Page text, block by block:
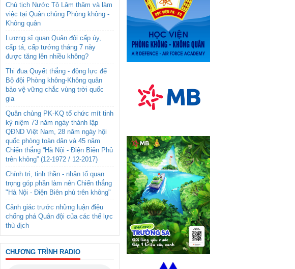
Chủ tịch Nước Tô Lâm thăm và làm
việc tại Quân chủng Phòng không -
Không quân
Lương sĩ quan Quân đội cấp úy,
cấp tá, cấp tướng tháng 7 này
được tăng lên nhiều không?
Thi đua Quyết thắng - động lực để
Bộ đội Phòng không-Không quân
bảo vệ vững chắc vùng trời quốc
gia
Quân chủng PK-KQ tổ chức mít tinh
kỷ niệm 73 năm ngày thành lập
QĐND Việt Nam, 28 năm ngày hội
quốc phòng toàn dân và 45 năm
Chiến thắng “Hà Nội - Điện Biên Phủ
trên không” (12-1972 / 12-2017)
Chính trị, tinh thần - nhân tố quan
trọng góp phần làm nên Chiến thắng
"Hà Nội - Điện Biên phủ trên không"
Cảnh giác trước những luận điệu
chống phá Quân đội của các thế lực
thù địch
CHƯƠNG TRÌNH RADIO